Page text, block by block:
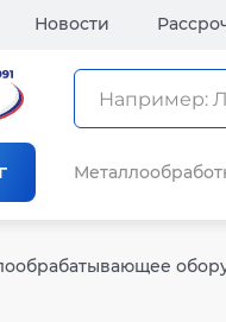
Новости